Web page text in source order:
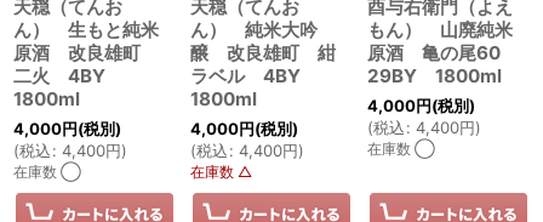
天穏（てんお
ん） 生もと純米
原酒 改良雄町
二火 4BY
1800ml
4,000円(税別)
(税込: 4,400円)
在庫数 ◯
天穏（てんお
ん） 純米大吟
醸 改良雄町 紺
ラベル 4BY
1800ml
4,000円(税別)
(税込: 4,400円)
在庫数 △
酉与右衛門（よえ
もん） 山廃純米
原酒 亀の尾60
29BY 1800ml
4,000円(税別)
(税込: 4,400円)
在庫数 ◯